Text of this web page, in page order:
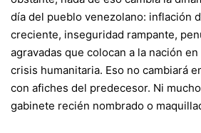
día del pueblo venezolano: inflación
creciente, inseguridad rampante,
agravadas que colocan a la nación
crisis humanitaria. Eso no cambiará
con afiches del predecesor. Ni
gabinete recién nombrado o